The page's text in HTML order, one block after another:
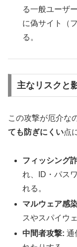
る一般ユーザ
に偽サイト（
る。
主なリスクと
この攻撃が厄介な
ても防ぎにくい点
フィッシング
れ、ID・パス
れる。
マルウェア感
スやスパイウ
中間者攻撃: 通